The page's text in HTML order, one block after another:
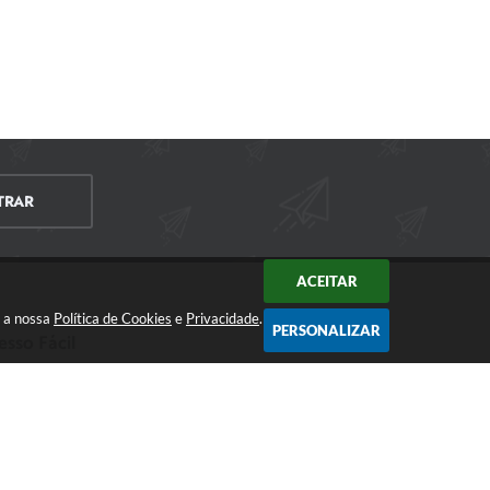
nossa Política de Cookies e Privacidade.
ACEITAR
PERSONALIZAR